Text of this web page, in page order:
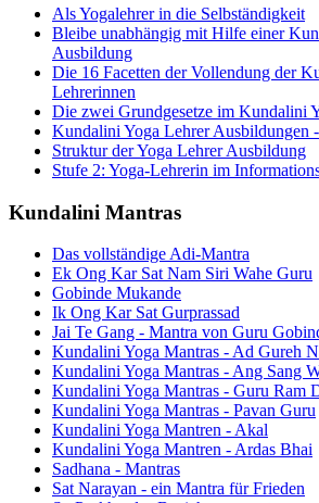
Als Yogalehrer in die Selbständigkeit
Bleibe unabhängig mit Hilfe einer
Ausbildung
Die 16 Facetten der Vollendung der
Lehrerinnen
Die zwei Grundgesetze im Kundalini
Kundalini Yoga Lehrer Ausbildungen
Struktur der Yoga Lehrer Ausbildung
Stufe 2: Yoga-Lehrerin im
Kundalini Mantras
Das vollständige Adi-Mantra
Ek Ong Kar Sat Nam Siri Wahe Guru
Gobinde Mukande
Ik Ong Kar Sat Gurprassad
Jai Te Gang - Mantra von Guru
Kundalini Yoga Mantras - Ad Gureh
Kundalini Yoga Mantras - Ang Sang
Kundalini Yoga Mantras - Guru Ram
Kundalini Yoga Mantras - Pavan Guru
Kundalini Yoga Mantren - Akal
Kundalini Yoga Mantren - Ardas Bhai
Sadhana - Mantras
Sat Narayan - ein Mantra für Frieden